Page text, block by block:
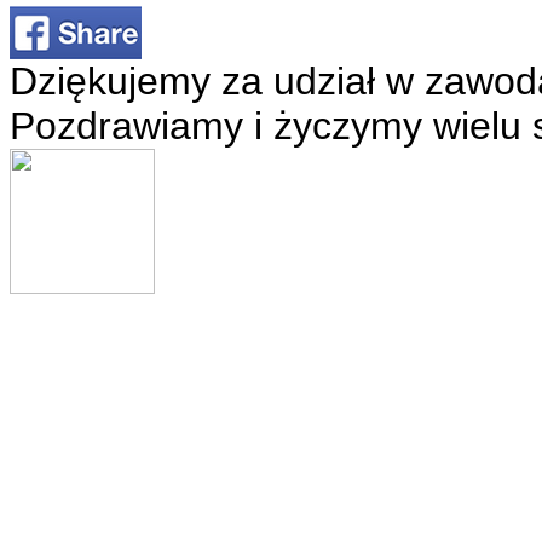
Dziękujemy za udział w
Pozdrawiamy i życzymy wielu